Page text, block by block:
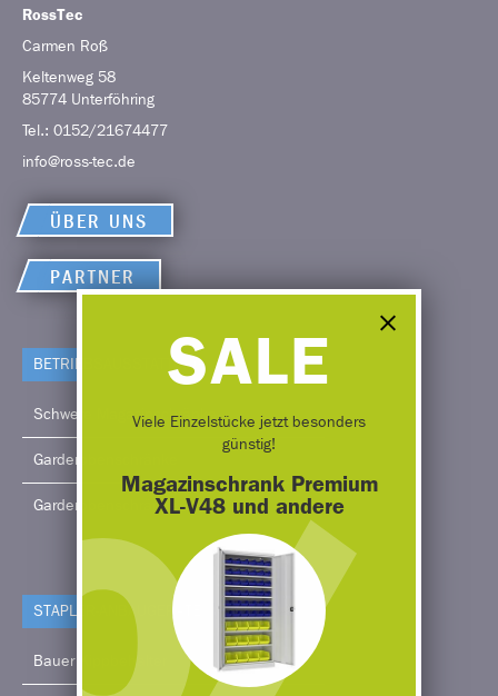
RossTec
Carmen Roß
Keltenweg 58
85774 Unterföhring
Tel.: 0152/21674477
info@ross-tec.de
ÜBER UNS
PARTNER
BETRIEBS­AUSSTATTUNG
Schwere Magazinschränke
Garderobenschränke
Garderobenschränke 2-türig
STAPLER-ANBAUGERÄTE
Bauer Kippbehälter
SALE
Viele Einzelstücke jetzt besonders
günstig!
Magazinschrank Premium
XL-V48 und andere